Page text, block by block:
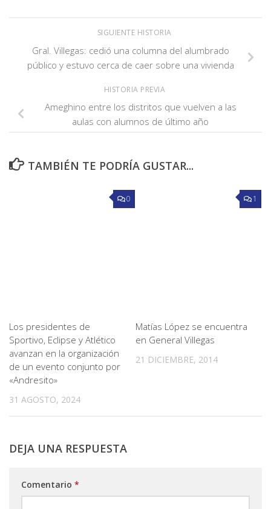
SIGUIENTE HISTORIA
Gral. Villegas: cedió una columna del alumbrado
público y estuvo cerca de caer sobre una vivienda
HISTORIA PREVIA
Ameghino entre los distritos que vuelven a las
aulas con alumnos de último año
TAMBIÉN TE PODRÍA GUSTAR...
0
Los presidentes de
Sportivo, Eclipse y Atlético
avanzan en la organización
de un evento conjunto por
«Andresito»
31 AGOSTO, 2024
1
Matías López se encuentra
en General Villegas
21 DICIEMBRE, 2014
DEJA UNA RESPUESTA
Comentario *